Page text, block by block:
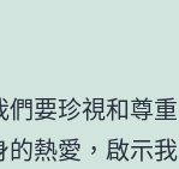
要珍視和尊重
熱愛，啟示我